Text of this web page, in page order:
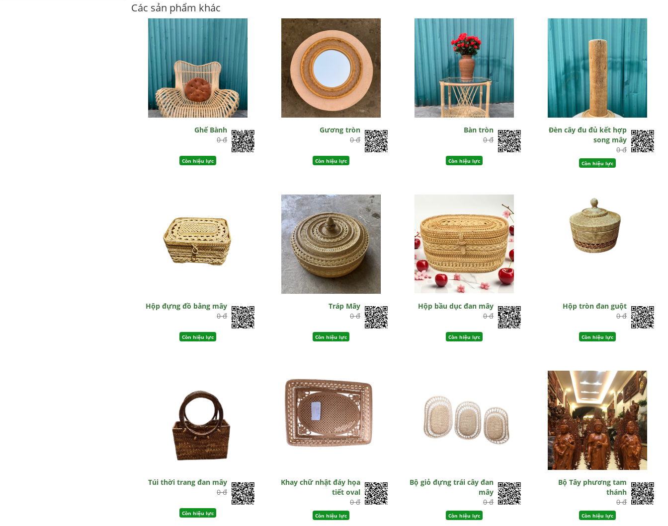
Các sản phẩm khác
Ghế Bành
0 đ
Còn hiệu lực
Gương tròn
0 đ
Còn hiệu lực
Bàn tròn
0 đ
Còn hiệu lực
Đèn cây đu đủ kết hợp
song mây
0 đ
Còn hiệu lực
Hộp đựng đồ bằng mây
0 đ
Còn hiệu lực
Tráp Mây
0 đ
Còn hiệu lực
Hộp bầu dục đan mây
0 đ
Còn hiệu lực
Hộp tròn đan guột
0 đ
Còn hiệu lực
Túi thời trang đan mây
0 đ
Còn hiệu lực
Khay chữ nhật đáy họa
tiết oval
0 đ
Còn hiệu lực
Bộ giỏ đựng trái cây đan
mây
0 đ
Còn hiệu lực
Bộ Tây phương tam
thánh
0 đ
Còn hiệu lực